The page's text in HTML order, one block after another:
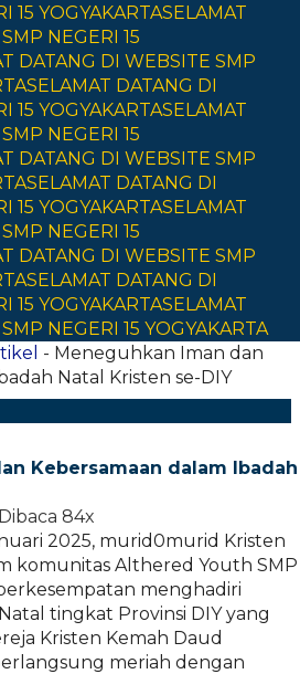
15 YOGYAKARTASELAMAT
NEGERI 15
DATANG DI WEBSITE SMP
SELAMAT DATANG DI
15 YOGYAKARTASELAMAT
NEGERI 15
DATANG DI WEBSITE SMP
SELAMAT DATANG DI
15 YOGYAKARTASELAMAT
NEGERI 15
DATANG DI WEBSITE SMP
SELAMAT DATANG DI
15 YOGYAKARTASELAMAT
NEGERI 15 YOGYAKARTA
- Meneguhkan Iman dan
Natal Kristen se-DIY
Kebersamaan dalam Ibadah
Dibaca 84x
2025, murid0murid Kristen
komunitas Althered Youth SMP
menghadiri
tingkat Provinsi DIY yang
Kristen Kemah Daud
meriah dengan